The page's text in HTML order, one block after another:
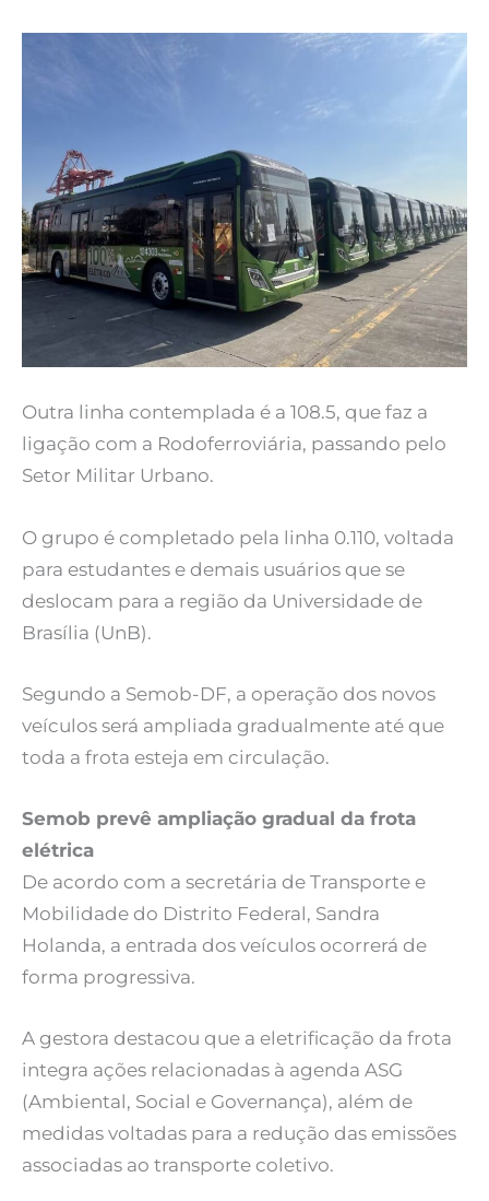
Outra linha contemplada é a 108.5, que faz a
ligação com a Rodoferroviária, passando pelo
Setor Militar Urbano.
O grupo é completado pela linha 0.110, voltada
para estudantes e demais usuários que se
deslocam para a região da Universidade de
Brasília (UnB).
Segundo a Semob-DF, a operação dos novos
veículos será ampliada gradualmente até que
toda a frota esteja em circulação.
Semob prevê ampliação gradual da frota
elétrica
De acordo com a secretária de Transporte e
Mobilidade do Distrito Federal, Sandra
Holanda, a entrada dos veículos ocorrerá de
forma progressiva.
A gestora destacou que a eletrificação da frota
integra ações relacionadas à agenda ASG
(Ambiental, Social e Governança), além de
medidas voltadas para a redução das emissões
associadas ao transporte coletivo.